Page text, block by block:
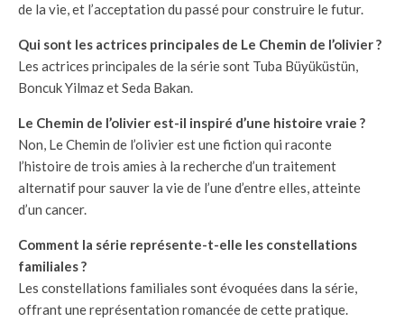
de la vie, et l’acceptation du passé pour construire le futur.
Qui sont les actrices principales de Le Chemin de l’olivier ?
Les actrices principales de la série sont Tuba Büyüküstün,
Boncuk Yilmaz et Seda Bakan.
Le Chemin de l’olivier est-il inspiré d’une histoire vraie ?
Non, Le Chemin de l’olivier est une fiction qui raconte
l’histoire de trois amies à la recherche d’un traitement
alternatif pour sauver la vie de l’une d’entre elles, atteinte
d’un cancer.
Comment la série représente-t-elle les constellations
familiales ?
Les constellations familiales sont évoquées dans la série,
offrant une représentation romancée de cette pratique.